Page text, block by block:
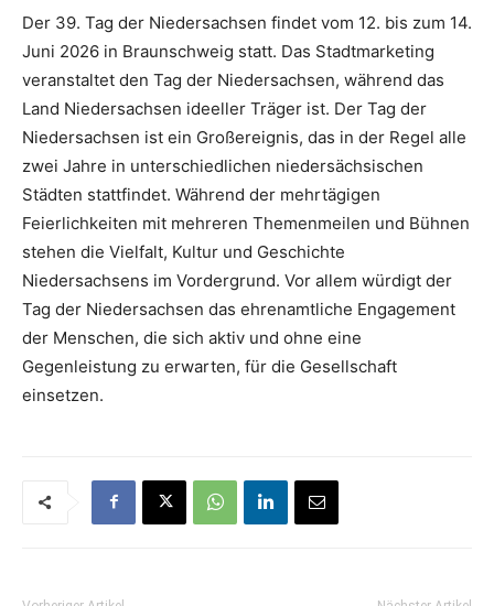
Der 39. Tag der Niedersachsen findet vom 12. bis zum 14.
Juni 2026 in Braunschweig statt. Das Stadtmarketing
veranstaltet den Tag der Niedersachsen, während das
Land Niedersachsen ideeller Träger ist. Der Tag der
Niedersachsen ist ein Großereignis, das in der Regel alle
zwei Jahre in unterschiedlichen niedersächsischen
Städten stattfindet. Während der mehrtägigen
Feierlichkeiten mit mehreren Themenmeilen und Bühnen
stehen die Vielfalt, Kultur und Geschichte
Niedersachsens im Vordergrund. Vor allem würdigt der
Tag der Niedersachsen das ehrenamtliche Engagement
der Menschen, die sich aktiv und ohne eine
Gegenleistung zu erwarten, für die Gesellschaft
einsetzen.